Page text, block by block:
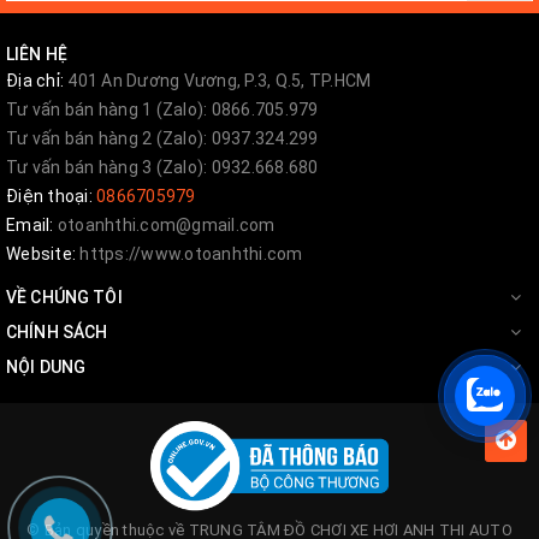
Start/Stop, nhờ vậy, đề nổ xe không cần vặn mở khóa mà chỉ cần
thẩm mỹ cho xe của bạn.
2. Tự động khóa cửa khi đi xa
Để phòng trường hợp chủ xe quên khóa cửa, dẫn đến mất trộm,
chiếc chìa khóa thông minh có tính năng tự động khóa cửa, gập
gương chiếu hậu và lên kính khi chìa khóa cách xe ô tô trên 5m.
3. Tiện ích khi khởi động/tắt máy
Thay vì vặn ổ khóa như bình thường, bạn chỉ cần nhấn nút
Start/Stop để khởi động động cơ hoặc tắt máy một cách đơn
LIÊN HỆ
Địa chỉ: 401 An Dương Vương, P.3, Q.5, TP.HCM
Tư vấn bán hàng 1 (Zalo): 0866.705.979
Tư vấn bán hàng 2 (Zalo): 0937.324.299
Tư vấn bán hàng 3 (Zalo): 0932.668.680
Điện thoại: 0866705979
Email: otoanhthi.com@gmail.com
Website: https://www.otoanhthi.com
VỀ CHÚNG TÔI
CHÍNH SÁCH
NỘI DUNG
© Bản quyền thuộc về TRUNG TÂM ĐỒ CHƠI XE HƠI ANH THI AUTO